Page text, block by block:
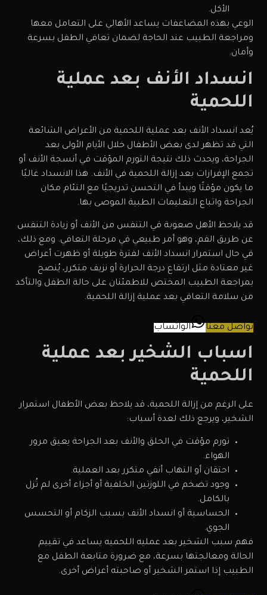
الأكل.
الوعي بهذه المضاعفات يساعد الأهالي على التعامل معها
ومراجعة الطبيب عند الحاجة لضمان تعافي الطفل بسرعة
وأمان.
انسداد الأنف بعد عملية
اللحمية
يُعد انسداد الأنف بعد عملية اللحمية من الأعراض الشائعة
التي قد تظهر لدى بعض الأطفال خلال الأيام الأولى بعد
الجراحة، ويحدث ذلك نتيجة التورم المؤقت في أنسجة الأنف أو
تجمع الإفرازات بعد إزالة اللحمية في الأنف. هذا الانسداد غالبًا
ما يكون مؤقتًا ويبدأ في التحسن تدريجيًا مع التئام مكان
الجراحة واتباع التعليمات الطبية الموصى بها.
قد يلاحظ الأهل صعوبة في التنفس من الأنف أو زيادة التنفس
عن طريق الفم، وهو أمر طبيعي في مرحلة التعافي. ومع ذلك،
في حال استمرار انسداد الأنف لفترة طويلة أو ظهرت أعراض
غير معتادة مثل ارتفاع درجة الحرارة أو نزيف متكرر، يُنصح
بمراجعة الطبيب المختص للاطمئنان على حالة الطفل والتأكد
من سلامة التعافي بعد عملية إزالة اللحمية.
تواصل معنا الواتساب
اسباب الشخير بعد عملية
اللحمية
على الرغم من إزالة اللحمية، قد يلاحظ بعض الأطفال استمرار
الشخير، ويرجع ذلك لعدة أسباب:
تورم مؤقت في الحلق والأنف بعد الجراحة يعيق مرور
الهواء.
احتقان أو التهاب أنفي متكرر بعد العملية.
وجود تضخم في اللوزتين الخلفية أو أجزاء أخرى لم تُزل
بالكامل.
الحساسية أو انسداد الأنف بسبب الزكام أو التحسس
الجوي.
فهم سبب الشخير بعد عمليه اللحميه يساعد في تقييم
الحالة ومعالجتها بسرعة، مع ضرورة متابعة الطفل مع
الطبيب إذا استمر الشخير أو صاحبته أعراض أخرى.